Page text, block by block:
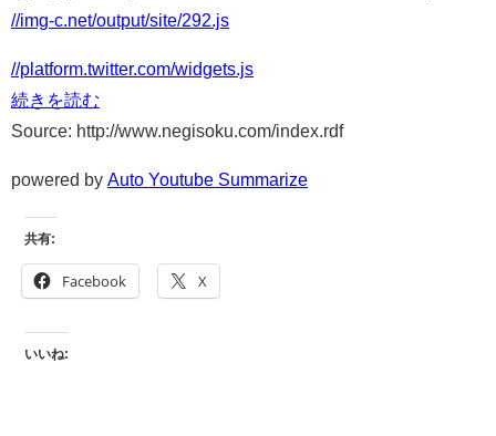
//img-c.net/output/site/292.js
//platform.twitter.com/widgets.js
続きを読む
Source: http://www.negisoku.com/index.rdf
powered by Auto Youtube Summarize
共有:
Facebook X
いいね: